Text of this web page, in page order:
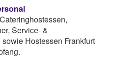
Service- &
Hostessen Frankfurt